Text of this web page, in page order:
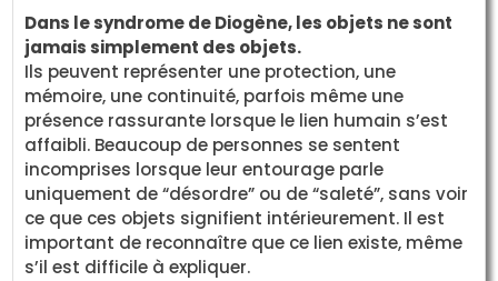
Dans le syndrome de Diogène, les objets ne sont
jamais simplement des objets.
Ils peuvent représenter une protection, une
mémoire, une continuité, parfois même une
présence rassurante lorsque le lien humain s’est
affaibli. Beaucoup de personnes se sentent
incomprises lorsque leur entourage parle
uniquement de “désordre” ou de “saleté”, sans voir
ce que ces objets signifient intérieurement. Il est
important de reconnaître que ce lien existe, même
s’il est difficile à expliquer.